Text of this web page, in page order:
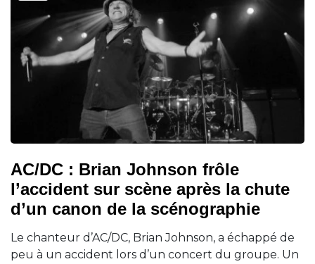
AC/DC : Brian Johnson frôle
l’accident sur scène après la chute
d’un canon de la scénographie
Le chanteur d’AC/DC, Brian Johnson, a échappé de
peu à un accident lors d’un concert du groupe. Un